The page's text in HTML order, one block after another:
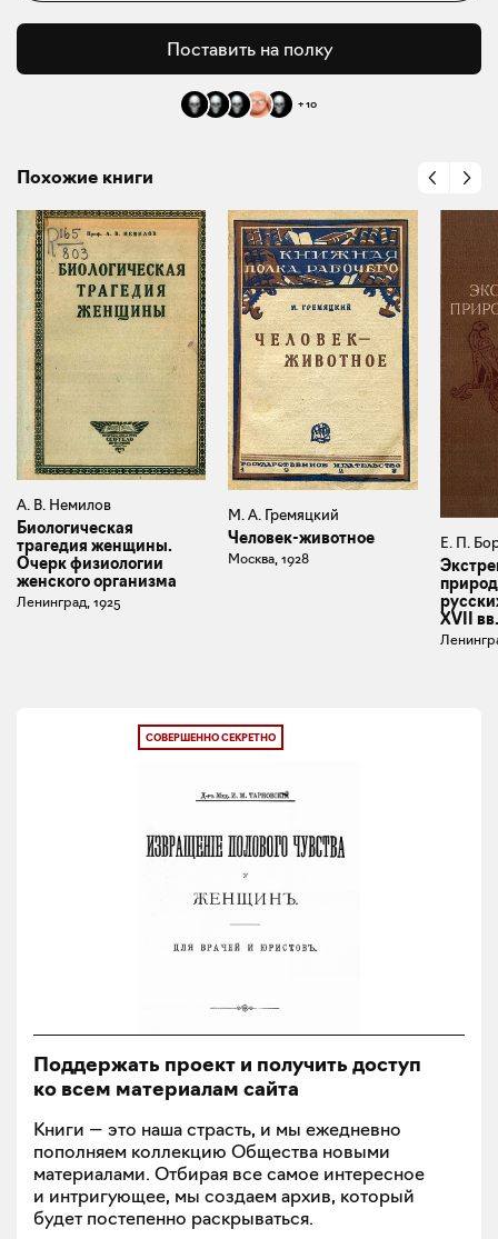
Поставить на полку
+10
Похожие книги
А. В. Немилов
Биологическая
трагедия женщины.
Очерк физиологии
женского организма
Ленинград, 1925
М. А. Гремяцкий
Человек-животное
Москва, 1928
Е. П.
XVII вв.
СОВЕРШЕННО СЕКРЕТНО
Поддержать проект и получить доступ
ко всем материалам сайта
Книги — это наша страсть, и мы ежедневно
пополняем коллекцию Общества новыми
материалами. Отбирая все самое интересное
и интригующее, мы создаем архив, который
будет постепенно раскрываться.